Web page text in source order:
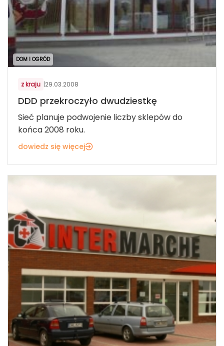
DOM I OGRÓD
z kraju |29.03.2008
DDD przekroczyło dwudziestkę
Sieć planuje podwojenie liczby sklepów do
końca 2008 roku.
dowiedz się więcej